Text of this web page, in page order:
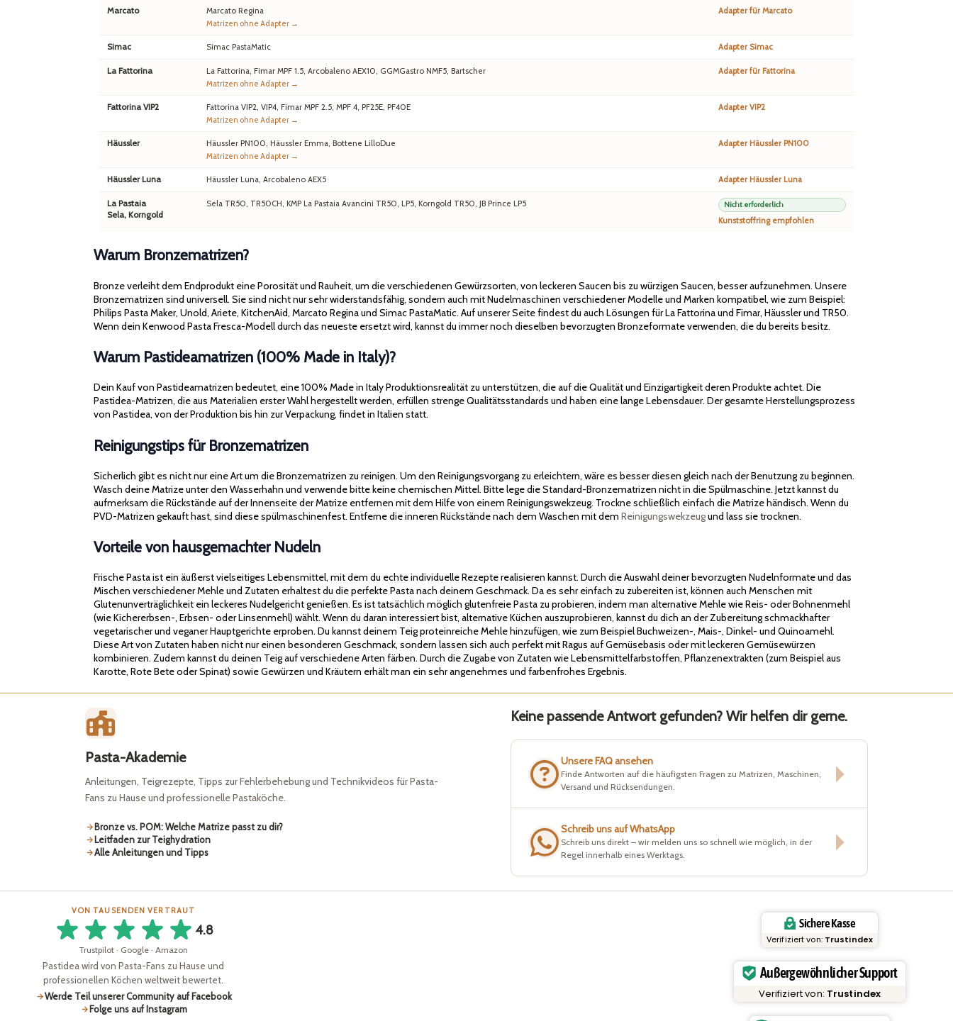
Marcato
Marcato Regina
Matrizen ohne Adapter →
Adapter für Marcato
Simac Simac PastaMatic Adapter Simac
La Fattorina
La Fattorina, Fimar MPF 1.5, Arcobaleno AEX10, GGMGastro NMF5, Bartscher
Matrizen ohne Adapter →
Adapter für Fattorina
Fattorina VIP2
Fattorina VIP2, VIP4, Fimar MPF 2.5, MPF 4, PF25E, PF40E
Matrizen ohne Adapter →
Adapter VIP2
Häussler
Häussler PN100, Häussler Emma, Bottene LilloDue
Matrizen ohne Adapter →
Adapter Häussler PN100
Häussler Luna Häussler Luna, Arcobaleno AEX5 Adapter Häussler Luna
La Pastaia
Sela, Korngold
Sela TR50, TR50CH, KMP La Pastaia Avancini TR50, LP5, Korngold TR50, JB Prince LP5 Nicht erforderlich
Kunststoffring empfohlen
Warum Bronzematrizen?
Bronze verleiht dem Endprodukt eine Porosität und Rauheit, um die verschiedenen Gewürzsorten, von leckeren Saucen bis zu würzigen Saucen, besser aufzunehmen. Unsere
Bronzematrizen sind universell. Sie sind nicht nur sehr widerstandsfähig, sondern auch mit Nudelmaschinen verschiedener Modelle und Marken kompatibel, wie zum Beispiel:
Philips Pasta Maker, Unold, Ariete, KitchenAid, Marcato Regina und Simac PastaMatic. Auf unserer Seite findest du auch Lösungen für La Fattorina und Fimar, Häussler und TR50.
Wenn dein Kenwood Pasta Fresca-Modell durch das neueste ersetzt wird, kannst du immer noch dieselben bevorzugten Bronzeformate verwenden, die du bereits besitz.
Warum Pastideamatrizen (100% Made in Italy)?
Dein Kauf von Pastideamatrizen bedeutet, eine 100% Made in Italy Produktionsrealität zu unterstützen, die auf die Qualität und Einzigartigkeit deren Produkte achtet. Die
Pastidea-Matrizen, die aus Materialien erster Wahl hergestellt werden, erfüllen strenge Qualitätsstandards und haben eine lange Lebensdauer. Der gesamte Herstellungsprozess
von Pastidea, von der Produktion bis hin zur Verpackung, findet in Italien statt.
Reinigungstips für Bronzematrizen
Sicherlich gibt es nicht nur eine Art um die Bronzematrizen zu reinigen. Um den Reinigungsvorgang zu erleichtern, wäre es besser diesen gleich nach der Benutzung zu beginnen.
Wasch deine Matrize unter den Wasserhahn und verwende bitte keine chemischen Mittel. Bitte lege die Standard-Bronzematrizen nicht in die Spülmaschine. Jetzt kannst du
aufmerksam die Rückstände auf der Innenseite der Matrize entfernen mit dem Hilfe von einem Reinigungswekzeug. Trockne schließlich einfach die Matrize händisch. Wenn du
PVD-Matrizen gekauft hast, sind diese spülmaschinenfest. Entferne die inneren Rückstände nach dem Waschen mit dem Reinigungswekzeugund lass sie trocknen.
Vorteile von hausgemachter Nudeln
Frische Pasta ist ein äußerst vielseitiges Lebensmittel, mit dem du echte individuelle Rezepte realisieren kannst. Durch die Auswahl deiner bevorzugten Nudelnformate und das
Mischen verschiedener Mehle und Zutaten erhaltest du die perfekte Pasta nach deinem Geschmack. Da es sehr einfach zu zubereiten ist, können auch Menschen mit
Glutenunverträglichkeit ein leckeres Nudelgericht genießen. Es ist tatsächlich möglich glutenfreie Pasta zu probieren, indem man alternative Mehle wie Reis- oder Bohnenmehl
(wie Kichererbsen-, Erbsen- oder Linsenmehl) wählt. Wenn du daran interessiert bist, alternative Küchen auszuprobieren, kannst du dich an der Zubereitung schmackhafter
vegetarischer und veganer Hauptgerichte erproben. Du kannst deinem Teig proteinreiche Mehle hinzufügen, wie zum Beispiel Buchweizen-, Mais-, Dinkel- und Quinoamehl.
Diese Art von Zutaten haben nicht nur einen besonderen Geschmack, sondern lassen sich auch perfekt mit Ragus auf Gemüsebasis oder mit leckeren Gemüsewürzen
kombinieren. Zudem kannst du deinen Teig auf verschiedene Arten färben. Durch die Zugabe von Zutaten wie Lebensmittelfarbstoffen, Pflanzenextrakten (zum Beispiel aus
Karotte, Rote Bete oder Spinat) sowie Gewürzen und Kräutern erhält man ein sehr angenehmes und farbenfrohes Ergebnis.
Pasta-Akademie
Anleitungen, Teigrezepte, Tipps zur Fehlerbehebung und Technikvideos für Pasta-
Fans zu Hause und professionelle Pastaköche.
Bronze vs. POM: Welche Matrize passt zu dir?
Leitfaden zur Teighydration
Alle Anleitungen und Tipps
Keine passende Antwort gefunden? Wir helfen dir gerne.
Unsere FAQ ansehen
Finde Antworten auf die häufigsten Fragen zu Matrizen, Maschinen,
Versand und Rücksendungen.
Schreib uns auf WhatsApp
Schreib uns direkt – wir melden uns so schnell wie möglich, in der
Regel innerhalb eines Werktags.
VON TAUSENDEN VERTRAUT
4.8
Trustpilot · Google · Amazon
Pastidea wird von Pasta-Fans zu Hause und
professionellen Köchen weltweit bewertet.
Werde Teil unserer Community auf Facebook
Folge uns auf Instagram
Sichere Kasse
Verifiziert von: Trustindex
Außergewöhnlicher Support
Verifiziert von: Trustindex